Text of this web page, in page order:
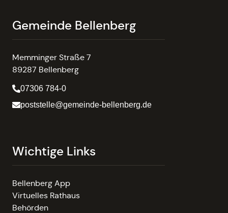
Gemeinde Bellenberg
Memminger Straße 7
89287 Bellenberg
07306 784-0
poststelle@gemeinde-bellenberg.de
Wichtige Links
Bellenberg App
Virtuelles Rathaus
Behörden